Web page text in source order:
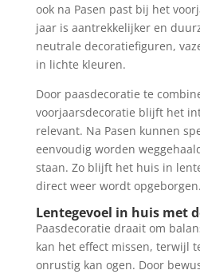
ook na Pasen past bij het
jaar is aantrekkelijker en
neutrale decoratiefiguren,
in lichte kleuren.
Door paasdecoratie te
voorjaarsdecoratie blijft het
relevant. Na Pasen kunnen
eenvoudig worden
staan. Zo blijft het huis in
direct weer wordt opgeborgen.
Lentegevoel in huis met
Paasdecoratie draait om
kan het effect missen, terwijl
onrustig kan ogen. Door